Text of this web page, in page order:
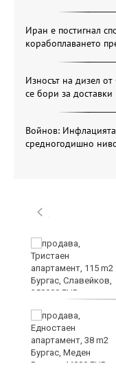
Иран е постигнал
корабоплаването
Износът на дизел
се бори за доставки
Войнов:
средногодишно